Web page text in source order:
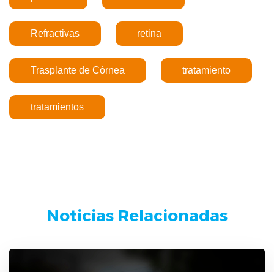
Refractivas retina
Trasplante de Córnea tratamiento
tratamientos
Noticias Relacionadas